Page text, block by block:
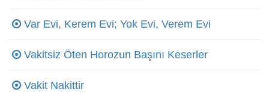
Var Evi, Kerem Evi; Yok Evi, Verem Evi
Vakitsiz Öten Horozun Başını Keserler
Vakit Nakittir